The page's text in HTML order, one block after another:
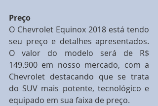
Preço
O Chevrolet Equinox 2018 está tendo
seu preço e detalhes apresentados.
O valor do modelo será de R$
149.900 em nosso mercado, com a
Chevrolet destacando que se trata
do SUV mais potente, tecnológico e
equipado em sua faixa de preço.